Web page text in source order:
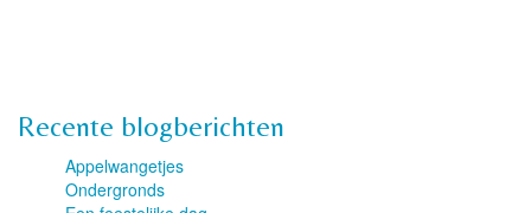
Recente blogberichten
Appelwangetjes
Ondergronds